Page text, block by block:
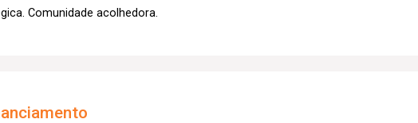
Comunidade acolhedora.